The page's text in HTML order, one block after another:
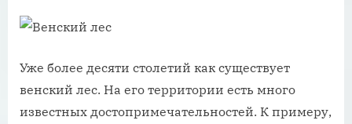
Уже более десяти столетий как существует
венский лес. На его территории есть много
известных достопримечательностей. К примеру,